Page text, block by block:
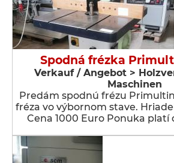
Spodná frézka
Verkauf / Angebot >
Maschinen
Predám spodnú frézu
fréza vo výbornom stave.
Cena 1000 Euro Ponuka platí